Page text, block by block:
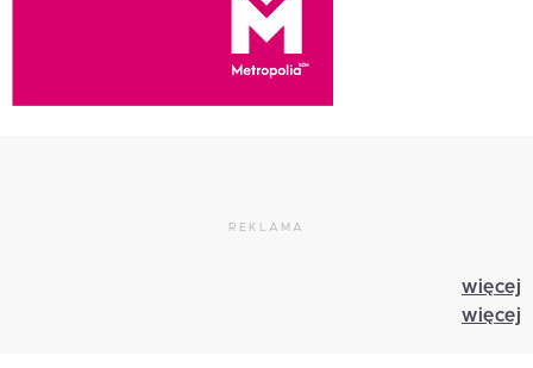
REKLAMA
więcej
więcej